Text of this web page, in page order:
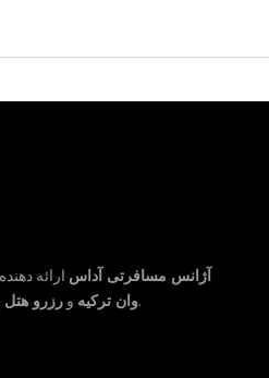
آژانس مسافرتی آداس ارائه
وان ترکیه ورزرو هتل با قیمت مناسب می‌باشد.